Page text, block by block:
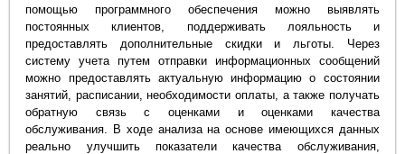
помощью программного обеспечения можно выявлять
постоянных клиентов, поддерживать лояльность и
предоставлять дополнительные скидки и льготы. Через
систему учета путем отправки информационных сообщений
можно предоставлять актуальную информацию о состоянии
занятий, расписании, необходимости оплаты, а также получать
обратную связь с оценками и оценками качества
обслуживания. В ходе анализа на основе имеющихся данных
реально улучшить показатели качества обслуживания,